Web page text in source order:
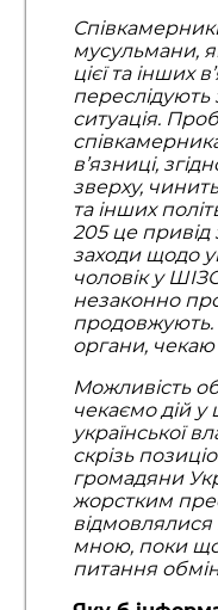
мусульмани,
цієї та інших
переслідують
ситуація.
в’язниці,
зверху,
та інших
205 це привід
заходи щодо
чоловік у
незаконно
продовжують.
органи, чекаю
Можливість
чекаємо дій у
української
скрізь
громадяни
жорстким
відмовлялися
мною, поки що,
питання